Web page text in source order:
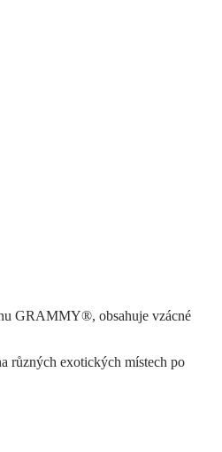
GRAMMY®, obsahuje vzácné
různých exotických místech po